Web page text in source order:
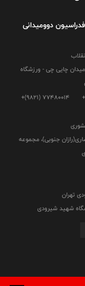
دوومیدانی
میدان چایی چی - ورزشگاه
+(9821) 77480014
جنوبی)، مجموعه
تهران
شهید شیرودی